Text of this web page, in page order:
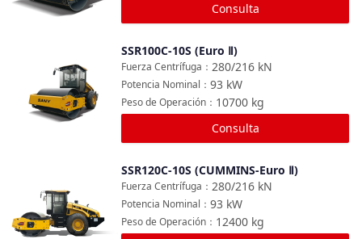
Consulta
SSR100C-10S (Euro Ⅱ)
280/216 kN
Fuerza Centrífuga ：
93 kW
Potencia Nominal ：
10700 kg
Peso de Operación ：
Consulta
SSR120C-10S (CUMMINS-Euro Ⅱ)
280/216 kN
Fuerza Centrífuga ：
93 kW
Potencia Nominal ：
12400 kg
Peso de Operación ：